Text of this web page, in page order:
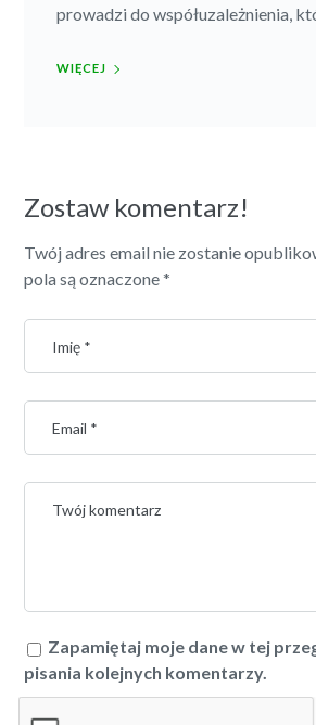
prowadzi do współuzależnienia,
WIĘCEJ
Zostaw komentarz!
Twój adres email nie zostanie
pola są oznaczone*
Zapamiętaj moje dane w tej
pisania kolejnych komentarzy.